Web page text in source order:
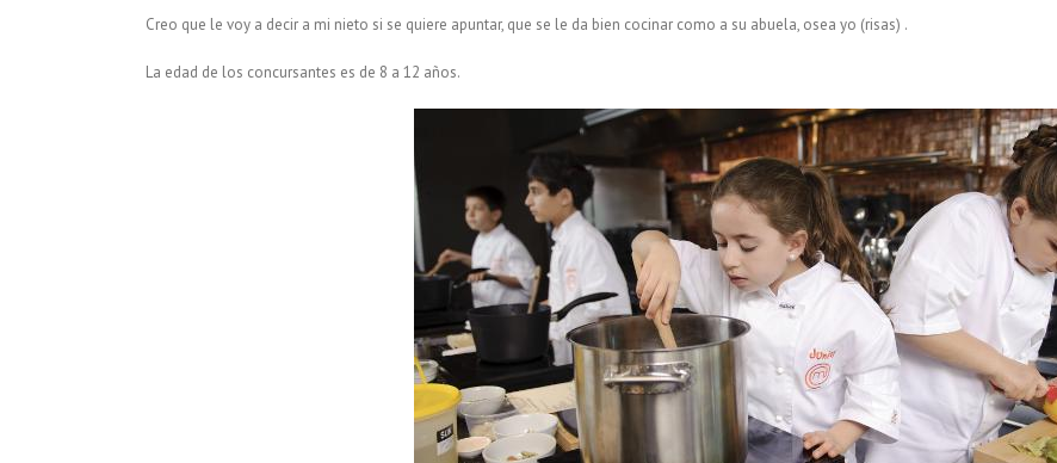
Creo que le voy a decir a mi nieto si se quiere apuntar, que se le da bien cocinar como a su abuela, osea yo (risas) .
La edad de los concursantes es de 8 a 12 años.